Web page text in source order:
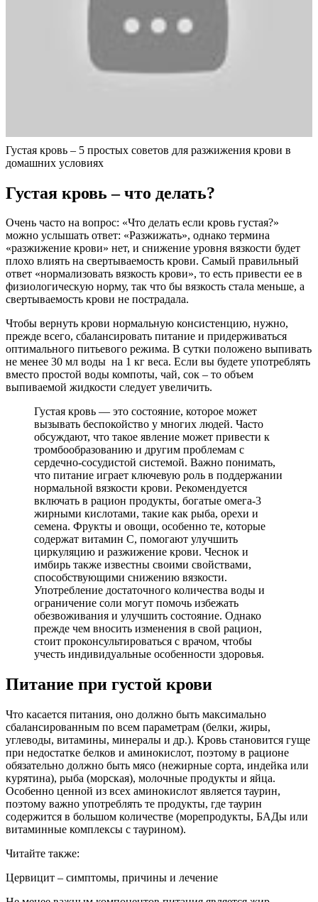
Густая кровь – 5 простых советов для разжижения крови в
домашних условиях
Густая кровь – что делать?
Очень часто на вопрос: «Что делать если кровь густая?»
можно услышать ответ: «Разжижать», однако термина
«разжижение крови» нет, и снижение уровня вязкости будет
плохо влиять на свертываемость крови. Самый правильный
ответ «нормализовать вязкость крови», то есть привести ее в
физиологическую норму, так что бы вязкость стала меньше, а
свертываемость крови не пострадала.
Чтобы вернуть крови нормальную консистенцию, нужно,
прежде всего, сбалансировать питание и придерживаться
оптимального питьевого режима. В сутки положено выпивать
не менее 30 мл воды на 1 кг веса. Если вы будете употреблять
вместо простой воды компоты, чай, сок – то объем
выпиваемой жидкости следует увеличить.
Густая кровь — это состояние, которое может
вызывать беспокойство у многих людей. Часто
обсуждают, что такое явление может привести к
тромбообразованию и другим проблемам с
сердечно-сосудистой системой. Важно понимать,
что питание играет ключевую роль в поддержании
нормальной вязкости крови. Рекомендуется
включать в рацион продукты, богатые омега-3
жирными кислотами, такие как рыба, орехи и
семена. Фрукты и овощи, особенно те, которые
содержат витамин C, помогают улучшить
циркуляцию и разжижение крови. Чеснок и
имбирь также известны своими свойствами,
способствующими снижению вязкости.
Употребление достаточного количества воды и
ограничение соли могут помочь избежать
обезвоживания и улучшить состояние. Однако
прежде чем вносить изменения в свой рацион,
стоит проконсультироваться с врачом, чтобы
учесть индивидуальные особенности здоровья.
Питание при густой крови
Что касается питания, оно должно быть максимально
сбалансированным по всем параметрам (белки, жиры,
углеводы, витамины, минералы и др.). Кровь становится гуще
при недостатке белков и аминокислот, поэтому в рационе
обязательно должно быть мясо (нежирные сорта, индейка или
курятина), рыба (морская), молочные продукты и яйца.
Особенно ценной из всех аминокислот является таурин,
поэтому важно употреблять те продукты, где таурин
содержится в большом количестве (морепродукты, БАДы или
витаминные комплексы с таурином).
Читайте также:
Цервицит – симптомы, причины и лечение